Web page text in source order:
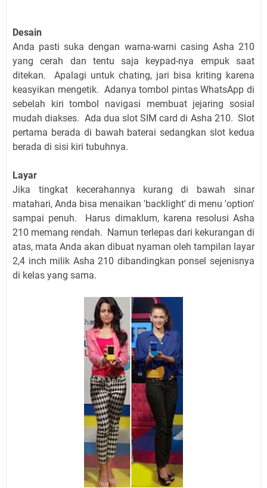
Desain
Anda pasti suka dengan warna-warni casing Asha 210
yang cerah dan tentu saja keypad-nya empuk saat
ditekan. Apalagi untuk chating, jari bisa kriting karena
keasyikan mengetik. Adanya tombol pintas WhatsApp di
sebelah kiri tombol navigasi membuat jejaring sosial
mudah diakses. Ada dua slot SIM card di Asha 210. Slot
pertama berada di bawah baterai sedangkan slot kedua
berada di sisi kiri tubuhnya.
Layar
Jika tingkat kecerahannya kurang di bawah sinar
matahari, Anda bisa menaikan 'backlight' di menu 'option'
sampai penuh. Harus dimaklum, karena resolusi Asha
210 memang rendah. Namun terlepas dari kekurangan di
atas, mata Anda akan dibuat nyaman oleh tampilan layar
2,4 inch milik Asha 210 dibandingkan ponsel sejenisnya
di kelas yang sama.